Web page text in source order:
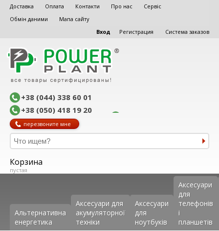
Доставка Оплата Контакти Про нас
Сервіс
Обмін даними
Мапа сайту
Вход
Регистрация Система заказов
+38 (044) 338 60 01
+38 (050) 418 19 20
перезвоните мне
Корзина
пустая
Альтернативна
енергетика
Аксесуари для
акумуляторної
техніки
Аксесуари
для
ноутбуків
Аксеcуари
для
телефонів
і
планшетів